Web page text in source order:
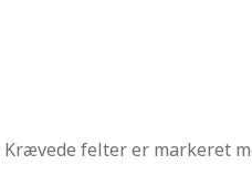
Krævede felter er markeret